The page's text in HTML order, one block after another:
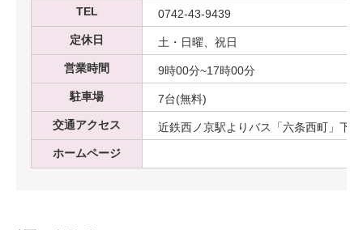
TEL
0742-43-9439
定休日
土・日曜、祝日
営業時間
9時00分~17時00分
駐車場
7台(無料)
交通アクセス
近鉄西ノ京駅よりバス「六条西町」下
ホームページ